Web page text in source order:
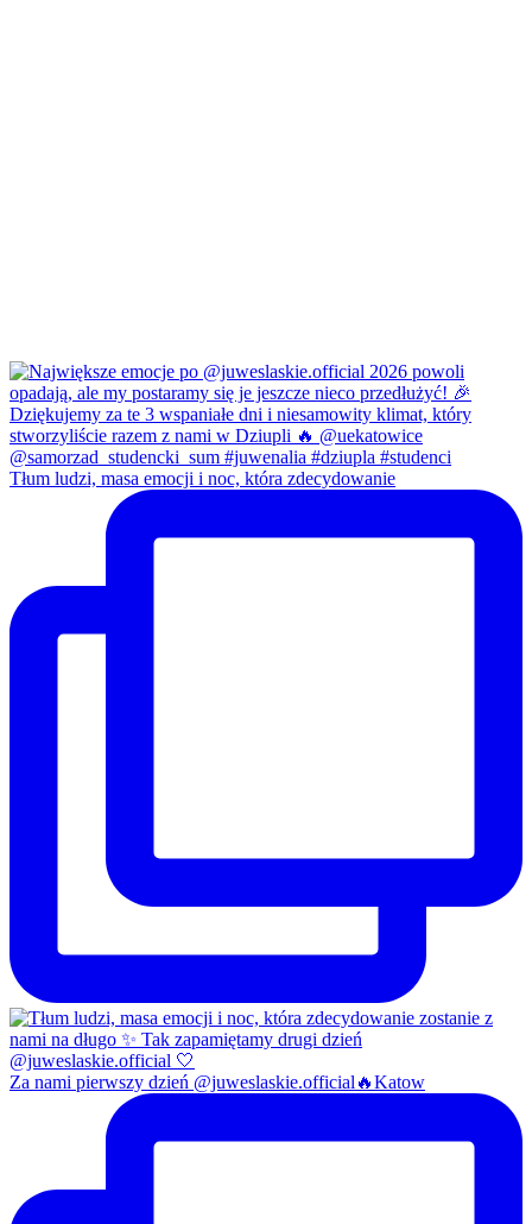
Tłum ludzi, masa emocji i noc, która zdecydowanie
Za nami pierwszy dzień @juweslaskie.official🔥Katow